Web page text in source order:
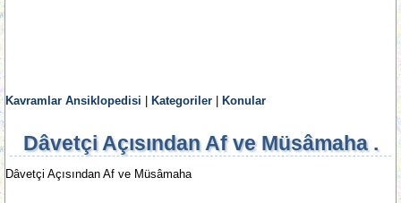
Kavramlar Ansiklopedisi Kategoriler Konular
Dâvetçi Açısından Af ve Müsâmaha .
Dâvetçi Açısından Af ve Müsâmaha